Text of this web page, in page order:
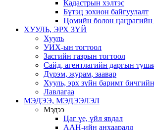
Кадастрын хэлтэс
Бүтэц зохион байгуулалт
Цөмийн болон цацрагийн
ХУУЛЬ, ЭРХ ЗҮЙ
Хууль
УИХ-ын тогтоол
Засгийн газрын тогтоол
Сайд, агентлагийн даргын
Дүрэм, журам, заавар
Хууль, эрх зүйн баримт
Лавлагаа
МЭДЭЭ, МЭДЭЭЛЭЛ
Мэдээ
Цаг үе, үйл явдал
ААН-ийн анхааралд